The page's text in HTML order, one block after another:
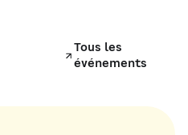
Tous les
événements